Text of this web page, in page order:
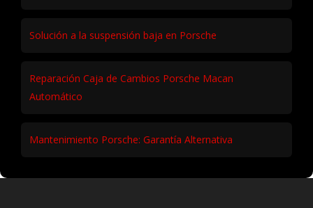
Solución a la suspensión baja en Porsche
Reparación Caja de Cambios Porsche Macan
Automático
Mantenimiento Porsche: Garantía Alternativa